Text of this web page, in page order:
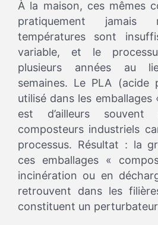
À la maison, ces mêmes
pratiquement
températures sont
variable, et le
plusieurs années au
semaines. Le PLA (acide
utilisé dans les emballages
est d’ailleurs
composteurs industriels
processus. Résultat : la
ces emballages «
incinération ou en
retrouvent dans les
constituent un